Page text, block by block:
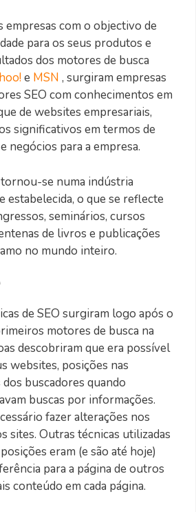
empresas com o objectivo de
para os seus produtos e
dos motores de busca
e MSN , surgiram empresas
SEO com conhecimentos em
de websites empresariais,
significativos em termos de
negócios para a empresa.
tornou-se numa indústria
estabelecida, o que se reflecte
seminários, cursos
de livros e publicações
no mundo inteiro.
de SEO surgiram logo após o
motores de busca na
descobriram que era possível
websites, posições nas
buscadores quando
buscas por informações.
fazer alterações nos
sites. Outras técnicas utilizadas
eram (e são até hoje)
para a página de outros
conteúdo em cada página.